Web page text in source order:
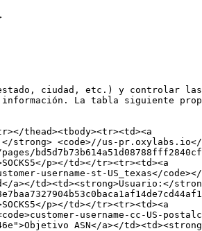
ciudad, etc.) y controlar
información. La tabla siguiente
thead><tbody><tr><td><a
strong> <code>//us-pr.oxylabs.io</
p></td></tr><tr><td><a
username-st-US_texas</code></
a></td><td><strong>Usuario:</
p></td></tr><tr><td><a
username-cc-US-
ASN</a></